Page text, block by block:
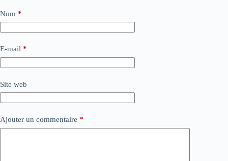
Nom *
E-mail *
Site web
Ajouter un commentaire *